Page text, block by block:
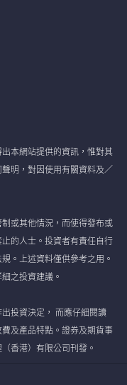
本網站提供的資訊，惟對其
明，對因使用有關資料及／
或其他情況，而使得發布或
的人士。投資者有責任自行
。上述資料僅供參考之用。
之投資建議。
投資決定， 而應仔細閱讀
及產品特點。證券及期貨事
香港）有限公司刊發。